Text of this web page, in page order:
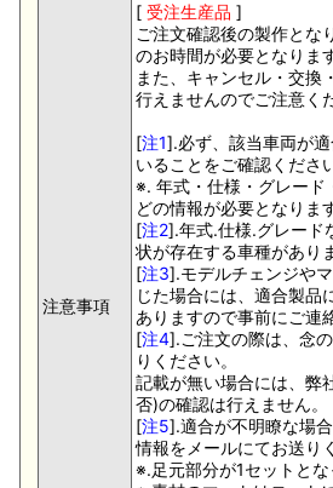
注意事項
[ 受注生産品 ]
ご注文確認後の製作とな
のお時間が必要となります
また、キャンセル・交換
行えませんのでご注意く
[注1].必ず、該当車両が
いることをご確認ください
※. 年式・仕様・グレード
どの情報が必要となります
[注2].年式.仕様.グレード
状が存在する車種があり
[注3].モデルチェンジや
じた場合には、適合製品
ありますので事前にご連
[注4].ご注文の際は、念
りください。
記載が無い場合には、弊
否)の確認は行えません。
[注5].適合が不明瞭な場
情報をメールにてお送り
※.足元部分が1セットとな